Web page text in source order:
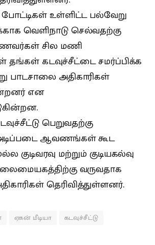
உள்ளிட்ட பல்வேறு
வெளிநாடு செல்வதற்கு
சில மணி
தங்கள் கடவுச்சீட்டை சமர்ப்பிக்க
பாடசாலை அதிகாரிகள்
என
பெறுவதற்கு
ஆவணங்கள் கூட
குடிவரவு மற்றும் குடியகல்வு
வருவதாக
தெரிவித்துள்ளனர்.
ஏகன் மீடியா
கடவுச்சீட்டு